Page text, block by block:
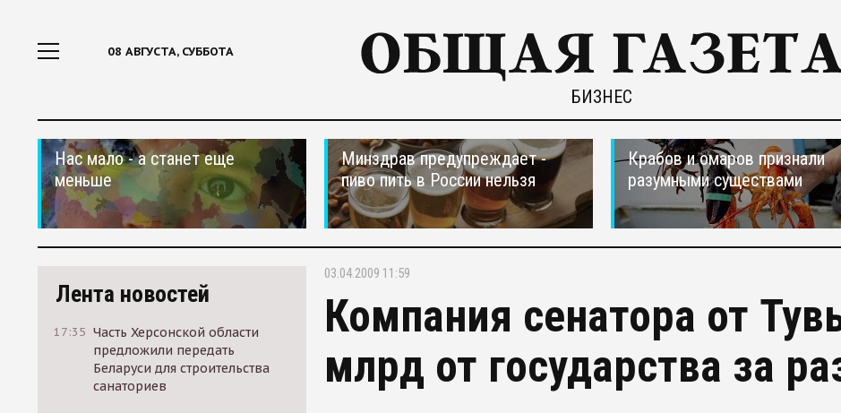
08 АВГУСТА, СУББОТА
БИЗНЕС
Нас мало - а станет еще
меньше
Минздрав предупреждает -
пиво пить в России нельзя
Крабов и омаров признали
разумными существами
Лента новостей
17:35 Часть Херсонской области
предложили передать
Беларуси для строительства
санаториев
03.04.2009 11:59
Компания сенатора от
млрд от государства за